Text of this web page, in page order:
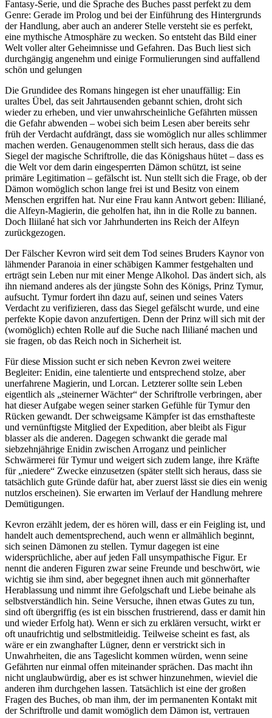
Fantasy-Serie, und die Sprache des Buches passt perfekt zu dem
Genre: Gerade im Prolog und bei der Einführung des Hintergrunds
der Handlung, aber auch an anderer Stelle versteht sie es perfekt,
eine mythische Atmosphäre zu wecken. So entsteht das Bild einer
Welt voller alter Geheimnisse und Gefahren. Das Buch liest sich
durchgängig angenehm und einige Formulierungen sind auffallend
schön und gelungen
Die Grundidee des Romans hingegen ist eher unauffällig: Ein
uraltes Übel, das seit Jahrtausenden gebannt schien, droht sich
wieder zu erheben, und vier unwahrscheinliche Gefährten müssen
die Gefahr abwenden – wobei sich beim Lesen aber bereits sehr
früh der Verdacht aufdrängt, dass sie womöglich nur alles schlimmer
machen werden. Genaugenommen stellt sich heraus, dass die das
Siegel der magische Schriftrolle, die das Königshaus hütet – dass es
die Welt vor dem darin eingesperrten Dämon schützt, ist seine
primäre Legitimation – gefälscht ist. Nun stellt sich die Frage, ob der
Dämon womöglich schon lange frei ist und Besitz von einem
Menschen ergriffen hat. Nur eine Frau kann Antwort geben: Ililiané,
die Alfeyn-Magierin, die geholfen hat, ihn in die Rolle zu bannen.
Doch Iliilané hat sich vor Jahrhunderten ins Reich der Alfeyn
zurückgezogen.
Der Fälscher Kevron wird seit dem Tod seines Bruders Kaynor von
lähmender Paranoia in einer schäbigen Kammer festgehalten und
erträgt sein Leben nur mit einer Menge Alkohol. Das ändert sich, als
ihn niemand anderes als der jüngste Sohn des Königs, Prinz Tymur,
aufsucht. Tymur fordert ihn dazu auf, seinen und seines Vaters
Verdacht zu verifizieren, dass das Siegel gefälscht wurde, und eine
perfekte Kopie davon anzufertigen. Denn der Prinz will sich mit der
(womöglich) echten Rolle auf die Suche nach Ililiané machen und
sie fragen, ob das Reich noch in Sicherheit ist.
Für diese Mission sucht er sich neben Kevron zwei weitere
Begleiter: Enidin, eine talentierte und entsprechend stolze, aber
unerfahrene Magierin, und Lorcan. Letzterer sollte sein Leben
eigentlich als „steinerner Wächter“ der Schriftrolle verbringen, aber
hat dieser Aufgabe wegen seiner starken Gefühle für Tymur den
Rücken gewandt. Der schweigsame Kämpfer ist das ernsthafteste
und vernünftigste Mitglied der Expedition, aber bleibt als Figur
blasser als die anderen. Dagegen schwankt die gerade mal
siebzehnjährige Enidin zwischen Arroganz und peinlicher
Schwärmerei für Tymur und weigert sich zudem lange, ihre Kräfte
für „niedere“ Zwecke einzusetzen (später stellt sich heraus, dass sie
tatsächlich gute Gründe dafür hat, aber zuerst lässt sie dies ein wenig
nutzlos erscheinen). Sie erwarten im Verlauf der Handlung mehrere
Demütigungen.
Kevron erzählt jedem, der es hören will, dass er ein Feigling ist, und
handelt auch dementsprechend, auch wenn er allmählich beginnt,
sich seinen Dämonen zu stellen. Tymur dagegen ist eine
widersprüchliche, aber auf jeden Fall unsympathische Figur. Er
nennt die anderen Figuren zwar seine Freunde und beschwört, wie
wichtig sie ihm sind, aber begegnet ihnen auch mit gönnerhafter
Herablassung und nimmt ihre Gefolgschaft und Liebe beinahe als
selbstverständlich hin. Seine Versuche, ihnen etwas Gutes zu tun,
sind oft übergriffig (es ist ein bisschen frustrierend, dass er damit hin
und wieder Erfolg hat). Wenn er sich zu erklären versucht, wirkt er
oft unaufrichtig und selbstmitleidig. Teilweise scheint es fast, als
wäre er ein zwanghafter Lügner, denn er verstrickt sich in
Unwahrheiten, die ans Tageslicht kommen würden, wenn seine
Gefährten nur einmal offen miteinander sprächen. Das macht ihn
nicht unglaubwürdig, aber es ist schwer hinzunehmen, wieviel die
anderen ihm durchgehen lassen. Tatsächlich ist eine der großen
Fragen des Buches, ob man ihm, der im permanenten Kontakt mit
der Schriftrolle und damit womöglich dem Dämon ist, vertrauen